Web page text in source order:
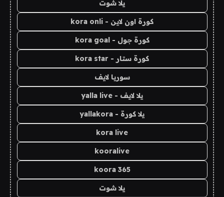
يلا شوت
كورة اون لاين - kora onli
كورة جول - kora goal
كورة ستار - kora star
سوريا لايف
يلا لايف - yalla live
يلا كورة - yallakora
kora live
kooralive
koora 365
يلا شوت